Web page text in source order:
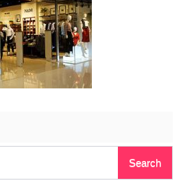
tai-
tphcm-
9